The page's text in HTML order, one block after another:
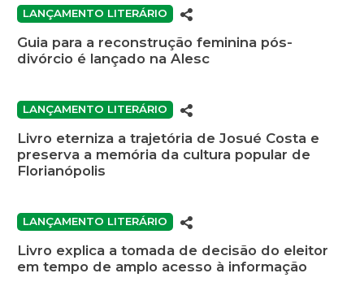
LANÇAMENTO LITERÁRIO
Guia para a reconstrução feminina pós-
divórcio é lançado na Alesc
LANÇAMENTO LITERÁRIO
Livro eterniza a trajetória de Josué Costa e
preserva a memória da cultura popular de
Florianópolis
LANÇAMENTO LITERÁRIO
Livro explica a tomada de decisão do eleitor
em tempo de amplo acesso à informação